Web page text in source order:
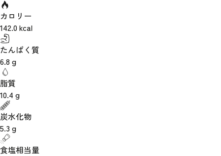
カロリー
142.0kcal
たんぱく質
6.8 g
脂質
10.4 g
炭水化物
5.3 g
食塩相当量